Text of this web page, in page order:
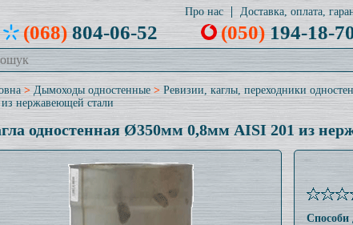
Про нас Доставка, оплата,
(068)804-06-52 (050)194-18-
> Дымоходы одностенные> Ревизии, каглы, переходники
нержавеющей стали
одностенная Ø350мм 0,8мм AISI 201 из
Способи